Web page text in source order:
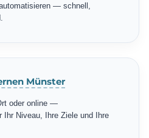
— schnell,
Münster
oder online —
Ihr Niveau, Ihre Ziele und Ihre